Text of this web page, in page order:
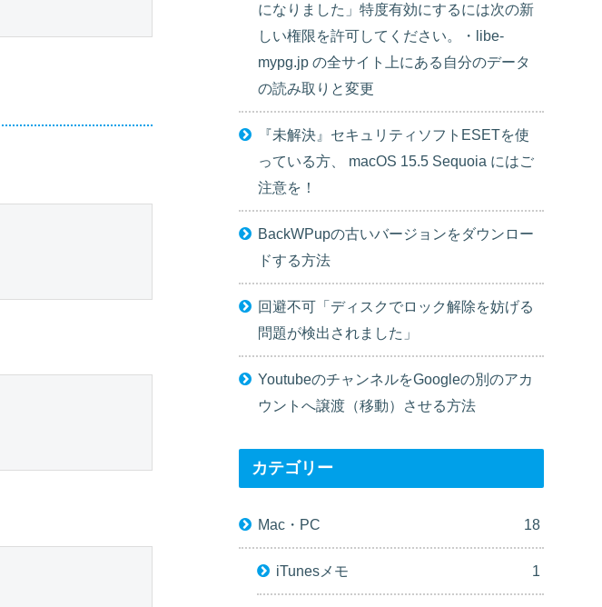
になりました」特度有効にするには次の新
しい権限を許可してください。・libe-
mypg.jp の全サイト上にある自分のデータ
の読み取りと変更
『未解決』セキュリティソフトESETを使
っている方、 macOS 15.5 Sequoia にはご
注意を！
BackWPupの古いバージョンをダウンロー
ドする方法
回避不可「ディスクでロック解除を妨げる
問題が検出されました」
YoutubeのチャンネルをGoogleの別のアカ
ウントへ譲渡（移動）させる方法
カテゴリー
Mac・PC 18
iTunesメモ 1